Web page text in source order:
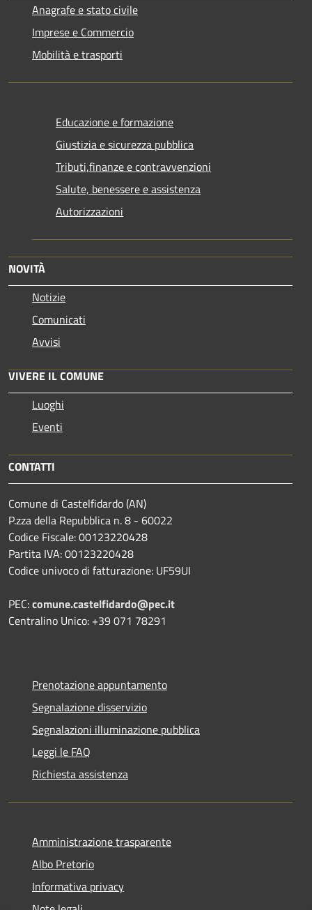
Anagrafe e stato civile
Imprese e Commercio
Mobilità e trasporti
Educazione e formazione
Giustizia e sicurezza pubblica
Tributi,finanze e contravvenzioni
Salute, benessere e assistenza
Autorizzazioni
NOVITÀ
Notizie
Comunicati
Avvisi
VIVERE IL COMUNE
Luoghi
Eventi
CONTATTI
Comune di Castelfidardo (AN)
P.zza della Repubblica n. 8 - 60022
Codice Fiscale: 00123220428
Partita IVA: 00123220428
Codice univoco di fatturazione: UF59UI
PEC:comune.castelfidardo@pec.it
Centralino Unico: +39 071 78291
Prenotazione appuntamento
Segnalazione disservizio
Segnalazioni illuminazione pubblica
Leggi le FAQ
Richiesta assistenza
Amministrazione trasparente
Albo Pretorio
Informativa privacy